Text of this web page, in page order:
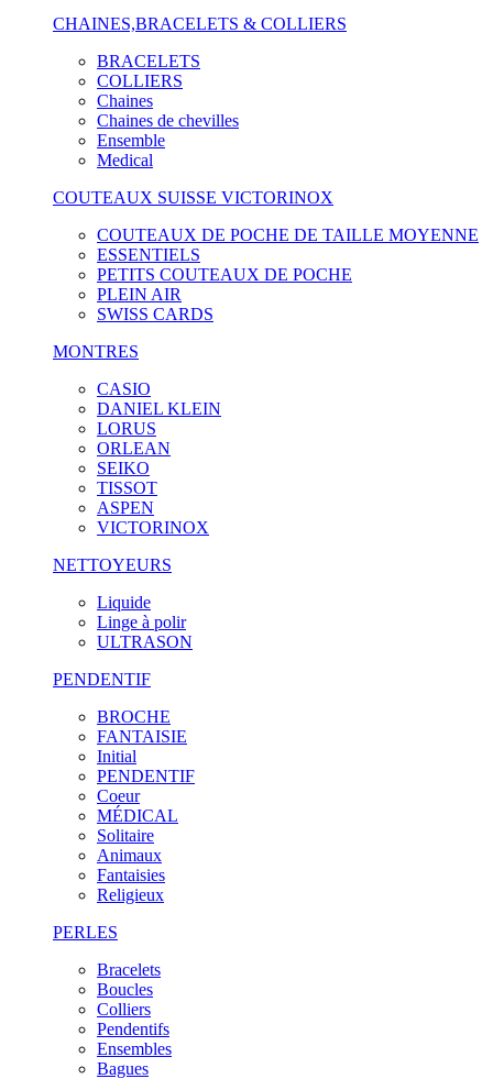
CHAINES,BRACELETS & COLLIERS
BRACELETS
COLLIERS
Chaines
Chaines de chevilles
Ensemble
Medical
COUTEAUX SUISSE VICTORINOX
COUTEAUX DE POCHE DE TAILLE MOYENNE
ESSENTIELS
PETITS COUTEAUX DE POCHE
PLEIN AIR
SWISS CARDS
MONTRES
CASIO
DANIEL KLEIN
LORUS
ORLEAN
SEIKO
TISSOT
ASPEN
VICTORINOX
NETTOYEURS
Liquide
Linge à polir
ULTRASON
PENDENTIF
BROCHE
FANTAISIE
Initial
PENDENTIF
Coeur
MÉDICAL
Solitaire
Animaux
Fantaisies
Religieux
PERLES
Bracelets
Boucles
Colliers
Pendentifs
Ensembles
Bagues